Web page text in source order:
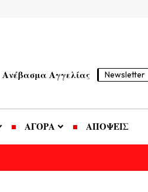
Ανέβασμα Αγγελίας Newsletter
ΑΓΟΡΑ ΑΠΟΨΕΙΣ